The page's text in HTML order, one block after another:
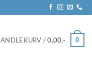
/0,00,- 0